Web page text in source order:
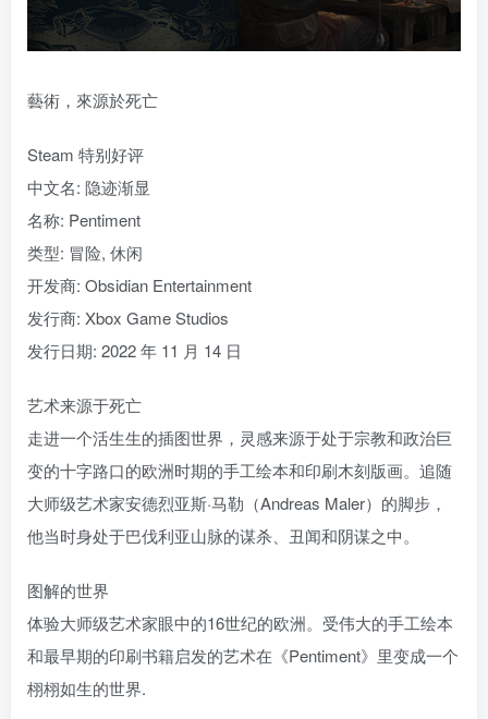
藝術，來源於死亡
Steam 特别好评
中文名: 隐迹渐显
名称: Pentiment
类型: 冒险, 休闲
开发商: Obsidian Entertainment
发行商: Xbox Game Studios
发行日期: 2022 年 11 月 14 日
艺术来源于死亡
走进一个活生生的插图世界，灵感来源于处于宗教和政治巨
变的十字路口的欧洲时期的手工绘本和印刷木刻版画。追随
大师级艺术家安德烈亚斯·马勒（Andreas Maler）的脚步，
他当时身处于巴伐利亚山脉的谋杀、丑闻和阴谋之中。
图解的世界
体验大师级艺术家眼中的16世纪的欧洲。受伟大的手工绘本
和最早期的印刷书籍启发的艺术在《Pentiment》里变成一个
栩栩如生的世界.